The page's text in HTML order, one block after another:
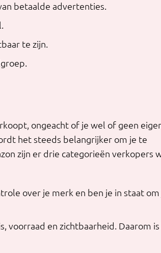
betaalde advertenties.
te zijn.
ongeacht of je wel of geen
het steeds belangrijker om je te
zijn er drie categorieën verkopers
over je merk en ben je in staat
voorraad en zichtbaarheid. Daarom